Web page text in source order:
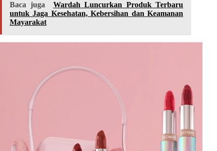
Baca juga
Wardah Luncurkan Produk Terbaru
untuk Jaga Kesehatan, Kebersihan dan Keamanan
Mayarakat